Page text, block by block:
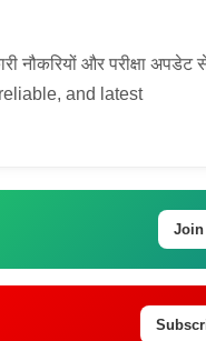
नौकरियों और परीक्षा अपडेट
and latest
Join